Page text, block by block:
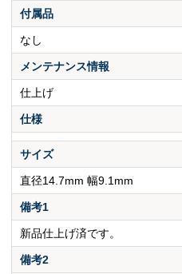
付属品
なし
メンテナンス情報
仕上げ
仕様
サイズ
直径14.7mm 幅9.1mm
備考1
新品仕上げ済です。
備考2